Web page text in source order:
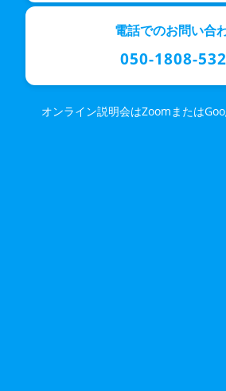
電話でのお問い合
050-1808-
オンライン説明会はZoomまたは